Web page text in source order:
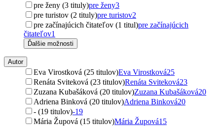
pre ženy (3 tituly)pre ženy3
pre turistov (2 tituly)pre turistov2
pre začínajúcich čitateľov (1 titul)pre začínajúcich
čitateľov1
Ďalšie možnosti
Autor
Eva Virostková (25 titulov)Eva Virostková25
Renáta Sviteková (23 titulov)Renáta Sviteková23
Zuzana Kubašáková (20 titulov)Zuzana Kubašáková20
Adriena Binková (20 titulov)Adriena Binková20
- (19 titulov)-19
Mária Župová (15 titulov)Mária Župová15